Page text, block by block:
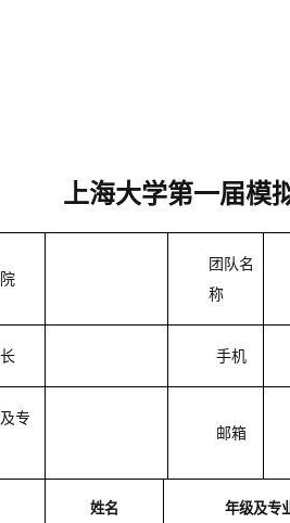
上海大学第一届模
团队名
称
手机
专
邮箱
姓名 年级及专